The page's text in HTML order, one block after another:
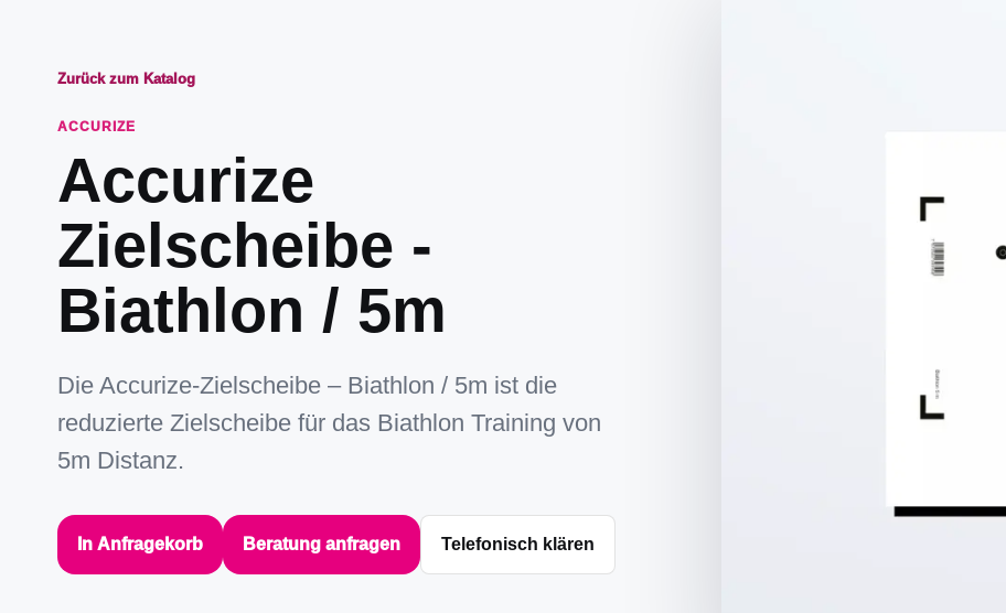
Zurück zum Katalog
ACCURIZE
Accurize
Zielscheibe -
Biathlon / 5m
Die Accurize-Zielscheibe – Biathlon / 5m ist die
reduzierte Zielscheibe für das Biathlon Training von
5m Distanz.
In Anfragekorb Beratung anfragen Telefonisch klären